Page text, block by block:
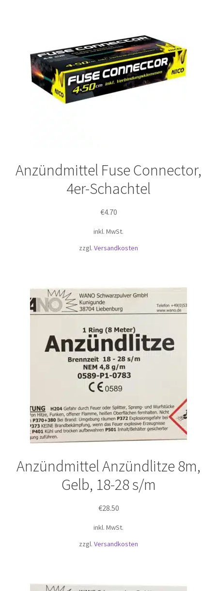
Anzündmittel Fuse Connector,
4er-Schachtel
€4.70
inkl. MwSt.
zzgl. Versandkosten
Anzündmittel Anzündlitze 8m,
Gelb, 18-28 s/m
€28.50
inkl. MwSt.
zzgl. Versandkosten